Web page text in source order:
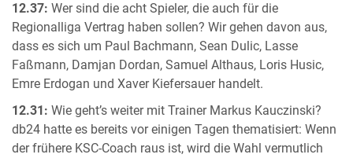
12.37: Wer sind die acht Spieler, die auch für die
Regionalliga Vertrag haben sollen? Wir gehen davon aus,
dass es sich um Paul Bachmann, Sean Dulic, Lasse
Faßmann, Damjan Dordan, Samuel Althaus, Loris Husic,
Emre Erdogan und Xaver Kiefersauer handelt.
12.31: Wie geht’s weiter mit Trainer Markus Kauczinski?
db24 hatte es bereits vor einigen Tagen thematisiert: Wenn
der frühere KSC-Coach raus ist, wird die Wahl vermutlich